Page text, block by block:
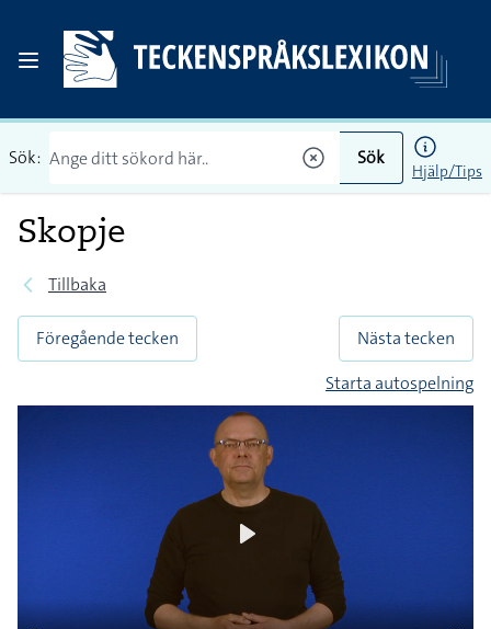
Sök: Sök
Hjälp/Tips
Skopje
Tillbaka
Föregående tecken
Nästa tecken
Starta autospelning